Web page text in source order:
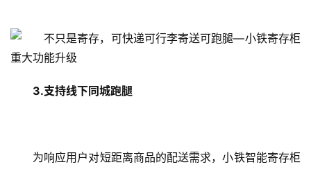
3.支持线下同城跑腿
为响应用户对短距离商品的配送需求，小铁智能寄存柜